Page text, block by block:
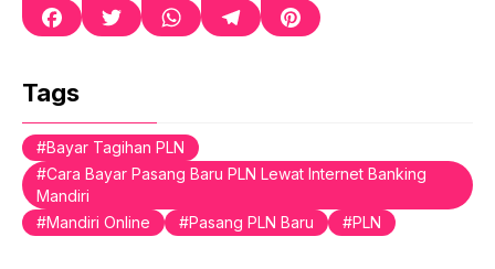
F
e
b
o
o
k
T
t
e
r
W
A
p
p
T
a
m
P
e
s
Tags
Bayar Tagihan PLN
Cara Bayar Pasang Baru PLN Lewat Internet Banking
Mandiri
Mandiri Online
Pasang PLN Baru PLN